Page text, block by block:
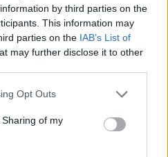
by third parties on the
This information may
parties on the IAB’s List of
may further disclose it to other
app uses one or more Google
behaviour. You may click to
and its third-party tags to
purposes in below Google
Opt Outs
of my
– Πληθωρισμός
ο πληθωρισμός στην ευρωζώνη